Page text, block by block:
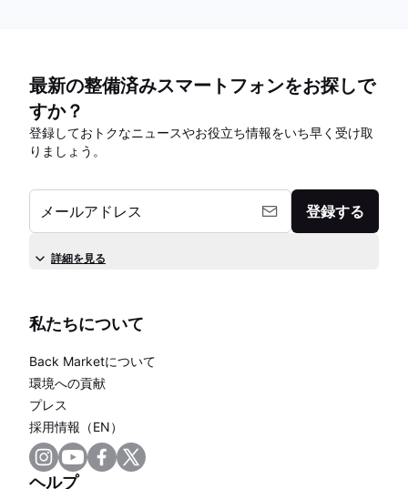
最新の整備済みスマートフォンをお探しで
すか？
登録しておトクなニュースやお役立ち情報をいち早く受け取
りましょう。
メールアドレス 登録する
詳細を見る
私たちについて
Back Marketについて
環境への貢献
プレス
採用情報（EN）
ヘルプ